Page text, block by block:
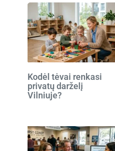
Kodėl tėvai renkasi
privatų darželį
Vilniuje?